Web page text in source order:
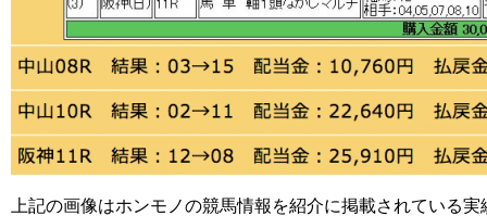
上記の画像はホンモノの競馬情報を紹介に掲載されている